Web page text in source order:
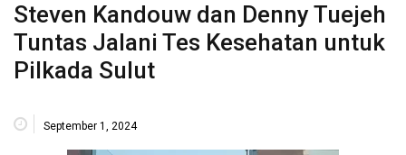
Steven Kandouw dan Denny Tuejeh
Tuntas Jalani Tes Kesehatan untuk
Pilkada Sulut
September 1, 2024